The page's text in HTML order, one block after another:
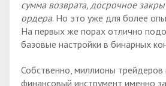
сумма возврата, досрочное
ордера. Но это уже для более
На первых же порах отлично
базовые настройки в бинарных
Собственно, миллионы
финансовый инструмент именно